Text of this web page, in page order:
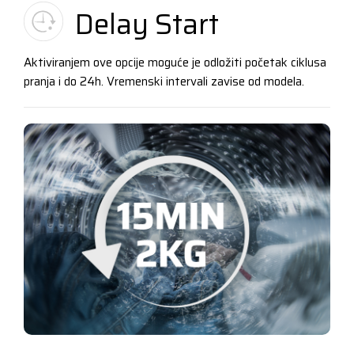
Delay Start
Aktiviranjem ove opcije moguće je odložiti početak ciklusa
pranja i do 24h. Vremenski intervali zavise od modela.